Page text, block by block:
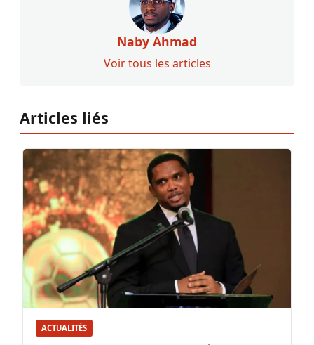
Naby Ahmad
Voir tous les articles
Articles liés
ACTUALITÉS